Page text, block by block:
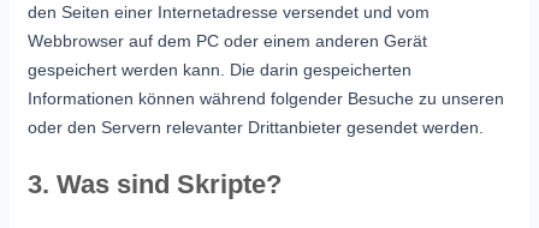
den Seiten einer Internetadresse versendet und vom
Webbrowser auf dem PC oder einem anderen Gerät
gespeichert werden kann. Die darin gespeicherten
Informationen können während folgender Besuche zu unseren
oder den Servern relevanter Drittanbieter gesendet werden.
3. Was sind Skripte?